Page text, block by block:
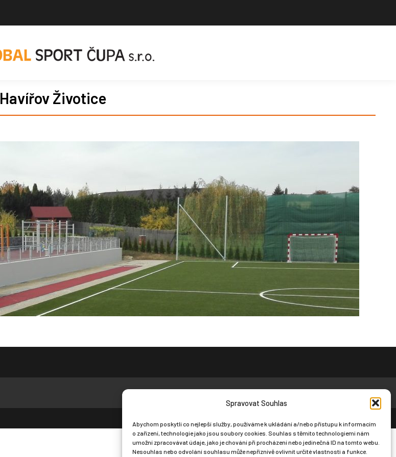
Spravovat Souhlas
Abychom poskytli co nejlepší služby, používáme k ukládání a/nebo přístupu k informacím
o zařízení, technologie jako jsou soubory cookies. Souhlas s těmito technologiemi nám
umožní zpracovávat údaje, jako je chování při procházení nebo jedinečná ID na tomto webu.
Nesouhlas nebo odvolání souhlasu může nepříznivě ovlivnit určité vlastnosti a funkce.
Havířov Životice